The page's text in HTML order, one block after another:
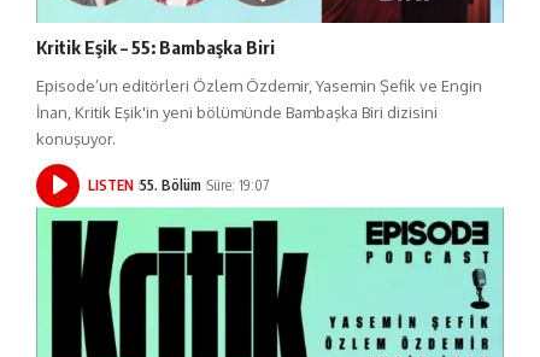
Kritik Eşik – 55: Bambaşka Biri
Episode’un editörleri Özlem Özdemir, Yasemin Şefik ve Engin
İnan, Kritik Eşik'in yeni bölümünde Bambaşka Biri dizisini
konuşuyor.
LISTEN 55. Bölüm Süre: 19:07